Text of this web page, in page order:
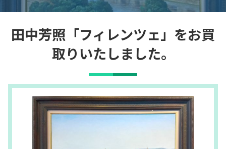
田中芳照「フィレンツェ」をお買
取りいたしました。